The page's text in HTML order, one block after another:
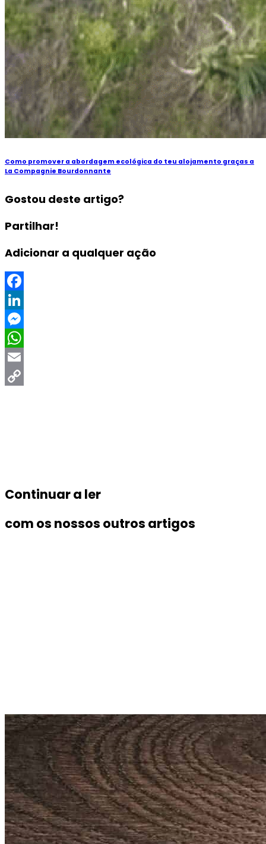
Como promover a abordagem ecológica do teu alojamento graças a
La Compagnie Bourdonnante
Gostou deste artigo?
Partilhar!
Adicionar a qualquer ação
Facebook
LinkedIn
Messenger
WhatsApp
Email
Continuar a ler
com os nossos outros artigos